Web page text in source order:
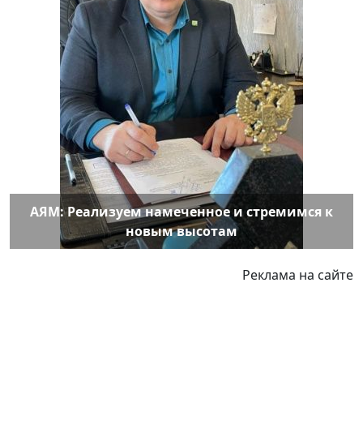
АЯМ: Реализуем намеченное и стремимся к
новым высотам
Реклама на сайте